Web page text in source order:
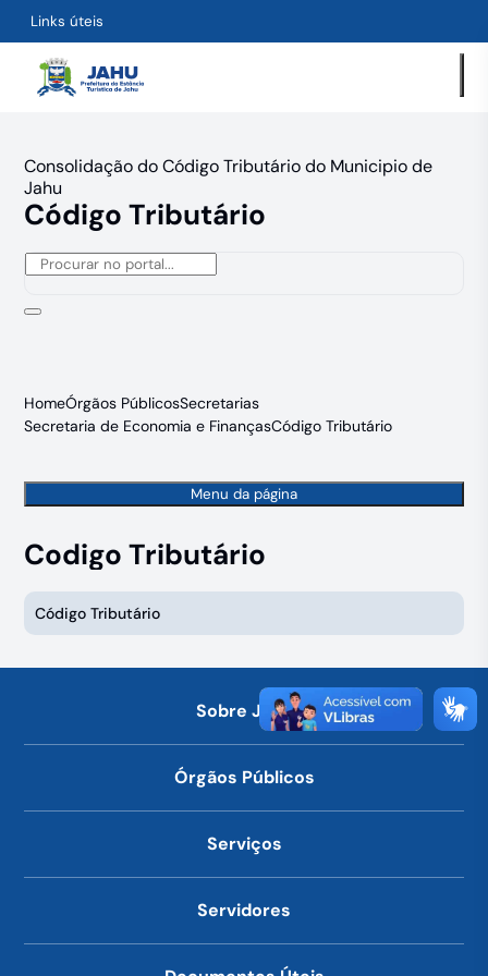
Links úteis
Consolidação do Código Tributário do Municipio de
Jahu
Código Tributário
HomeÓrgãos PúblicosSecretarias
Secretaria de Economia e FinançasCódigo Tributário
Menu da página
Codigo Tributário
Código Tributário
Sobre Jahu
Órgãos Públicos
Serviços
Servidores